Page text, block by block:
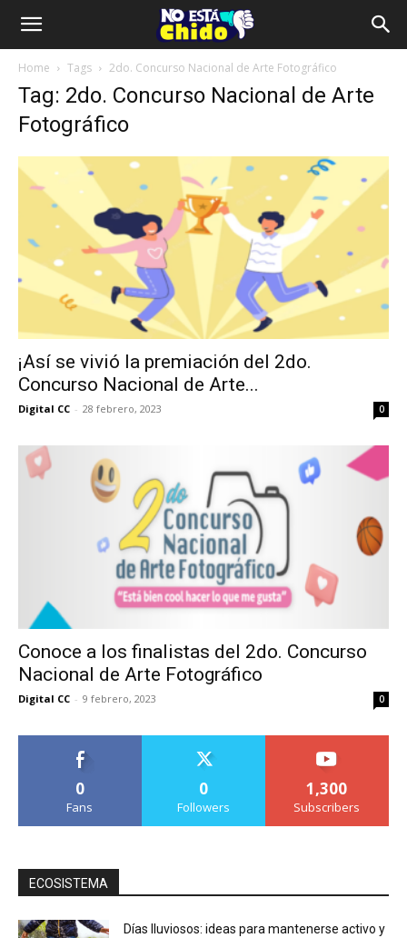
Home Tags 2do. Concurso Nacional de Arte Fotográfico
Tag: 2do. Concurso Nacional de Arte
Fotográfico
¡Así se vivió la premiación del 2do.
Concurso Nacional de Arte...
Digital CC - 28 febrero, 2023 0
Conoce a los finalistas del 2do. Concurso
Nacional de Arte Fotográfico
Digital CC - 9 febrero, 2023 0
0
Fans
0
Followers
1,300
Subscribers
ECOSISTEMA
Días lluviosos: ideas para mantenerse activo y